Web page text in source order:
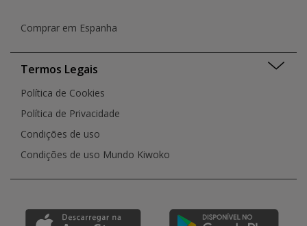
Comprar em Espanha
Termos Legais
Política de Cookies
Política de Privacidade
Condições de uso
Condições de uso Mundo Kiwoko